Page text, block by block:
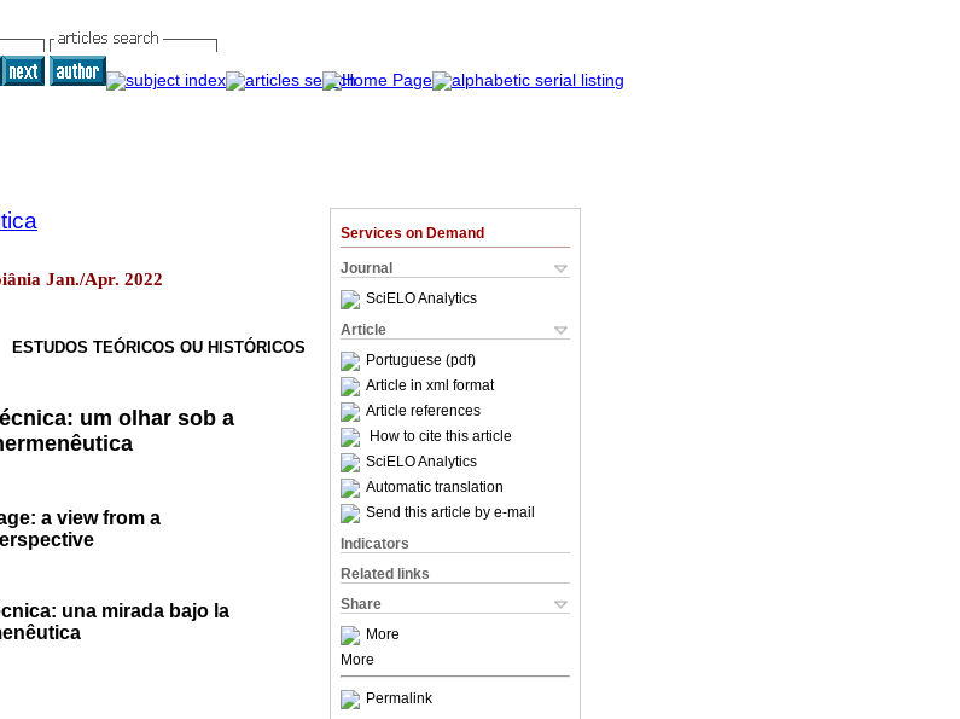
Services on Demand
Journal
SciELO Analytics
Article
Portuguese (pdf)
Article in xml format
Article references
How to cite this article
SciELO Analytics
Automatic translation
Send this article by e-mail
Indicators
Related links
Share
More
More
Permalink
Jan./Apr. 2022
ESTUDOS TEÓRICOS OU HISTÓRICOS
um olhar sob a
a view from a
una mirada bajo la